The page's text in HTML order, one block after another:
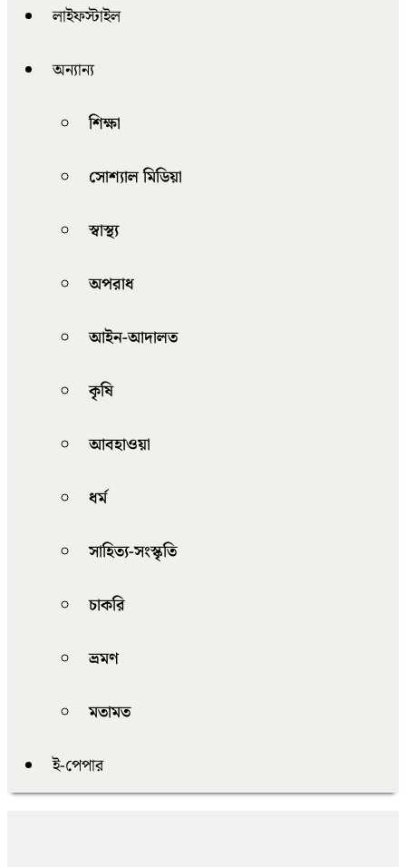
লাইফস্টাইল
অন্যান্য
শিক্ষা
সোশ্যাল মিডিয়া
স্বাস্থ্য
অপরাধ
আইন-আদালত
কৃষি
আবহাওয়া
ধর্ম
সাহিত্য-সংস্কৃতি
চাকরি
ভ্রমণ
মতামত
ই-পেপার